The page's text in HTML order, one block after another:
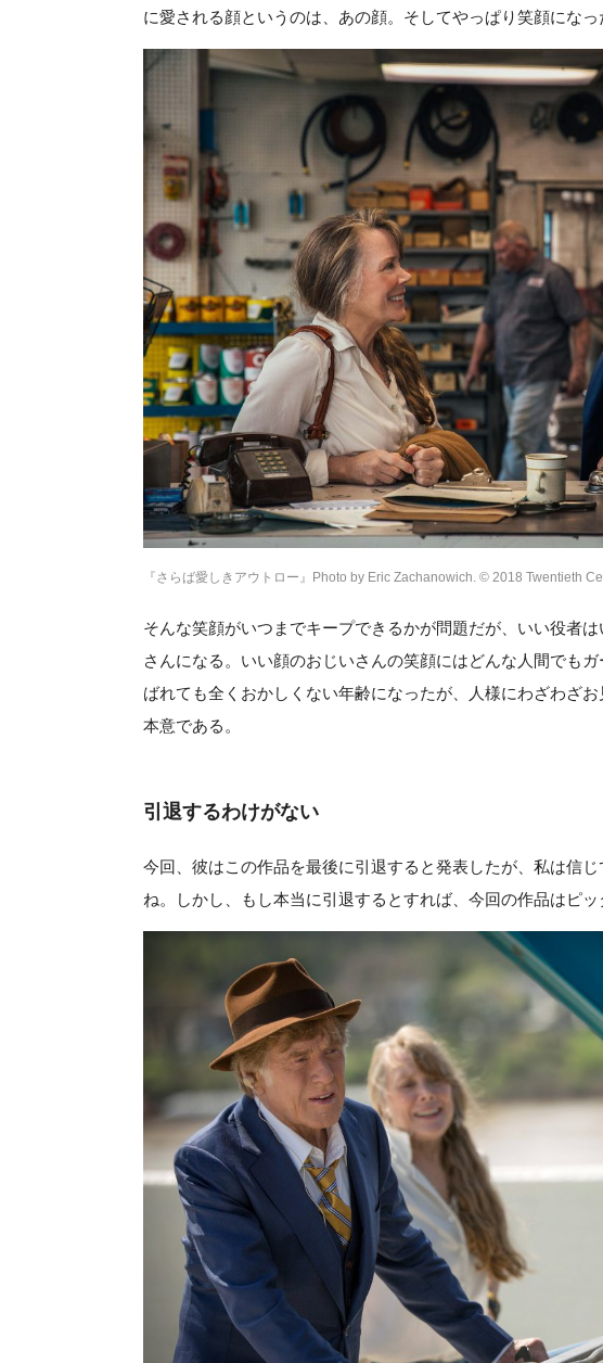
に愛される顔というのは、あの顔。そしてやっぱり笑顔になっ
『さらば愛しきアウトロー』Photo by Eric Zachanowich. © 2018 Twentieth
そんな笑顔がいつまでキープできるかが問題だが、いい役者
さんになる。いい顔のおじいさんの笑顔にはどんな人間でも
ばれても全くおかしくない年齢になったが、人様にわざわざ
本意である。
引退するわけがない
今回、彼はこの作品を最後に引退すると発表したが、私は信
ね。しかし、もし本当に引退するとすれば、今回の作品はピッ